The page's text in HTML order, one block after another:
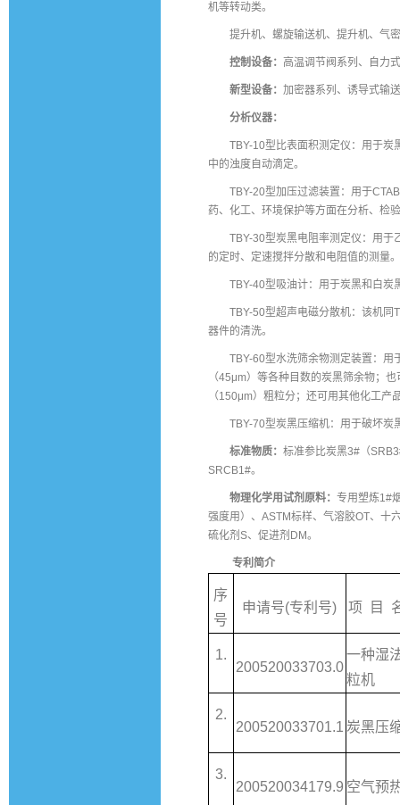
机等转动类。
提升机、螺旋输送机、提升机、气
控制设备： 高温调节阀系列、自力
新型设备： 加密器系列、诱导式输
分析仪器：
TBY-10型比表面积测定仪：用于炭
中的浊度自动滴定。
TBY-20型加压过滤装置：用于
药、化工、环境保护等方面在分析、检
TBY-30型炭黑电阻率测定仪：用于
的定时、定速搅拌分散和电阻值的测量。
TBY-40型吸油计：用于炭黑和白炭
TBY-50型超声电磁分散机：该机同
器件的清洗。
TBY-60型水洗筛余物测定装置：
（45μm）等各种目数的炭黑筛余物；
（150μm）粗粒分；还可用其他化工产
TBY-70型炭黑压缩机：用于破坏炭
标准物质： 标准参比炭黑3#（
SRCB1#。
物理化学用试剂原料： 专用塑炼1#
强度用）、ASTM标样、气溶胶OT、十
硫化剂S、促进剂DM。
专利简介
序
号
申请号(专利号) 项 目
1.
200520033703.0
一种湿
粒机
2.
200520033701.1 炭黑压
3.
200520034179.9 空气预